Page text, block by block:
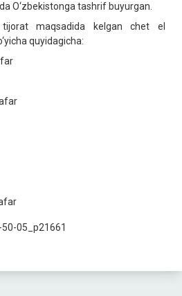
O‘zbekistonga tashrif buyurgan.
maqsadida kelgan chet el
quyidagicha: